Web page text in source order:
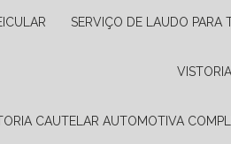
SERVIÇO DE LAUDO PARA
CAUTELAR AUTOMOTIVA